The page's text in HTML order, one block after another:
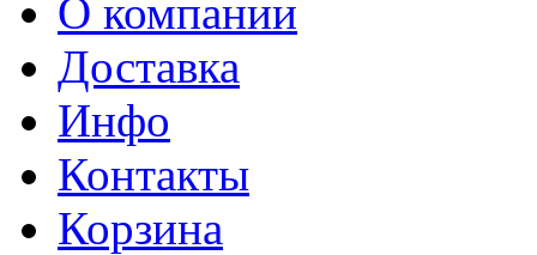
О компании
Доставка
Инфо
Контакты
Корзина